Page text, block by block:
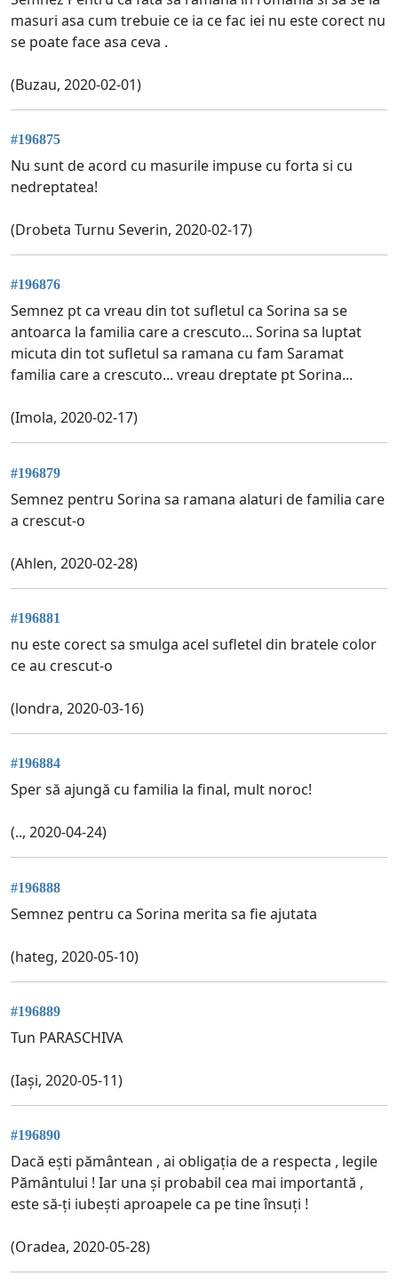
masuri asa cum trebuie ce ia ce fac iei nu este corect nu
se poate face asa ceva .
(Buzau, 2020-02-01)
#196875
Nu sunt de acord cu masurile impuse cu forta si cu
nedreptatea!
(Drobeta Turnu Severin, 2020-02-17)
#196876
Semnez pt ca vreau din tot sufletul ca Sorina sa se
antoarca la familia care a crescuto... Sorina sa luptat
micuta din tot sufletul sa ramana cu fam Saramat
familia care a crescuto... vreau dreptate pt Sorina...
(Imola, 2020-02-17)
#196879
Semnez pentru Sorina sa ramana alaturi de familia care
a crescut-o
(Ahlen, 2020-02-28)
#196881
nu este corect sa smulga acel sufletel din bratele color
ce au crescut-o
(londra, 2020-03-16)
#196884
Sper să ajungă cu familia la final, mult noroc!
(.., 2020-04-24)
#196888
Semnez pentru ca Sorina merita sa fie ajutata
(hateg, 2020-05-10)
#196889
Tun PARASCHIVA
(Iași, 2020-05-11)
#196890
Dacă ești pământean , ai obligația de a respecta , legile
Pământului ! Iar una și probabil cea mai importantă ,
este să-ți iubești aproapele ca pe tine însuți !
(Oradea, 2020-05-28)